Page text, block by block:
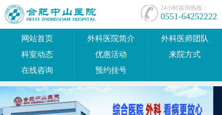
24小时咨询热线：
0551-64252222
网站首页 外科医院简介
外科医师团队
科室动态
优惠活动
来院方式
在线咨询
预约挂号